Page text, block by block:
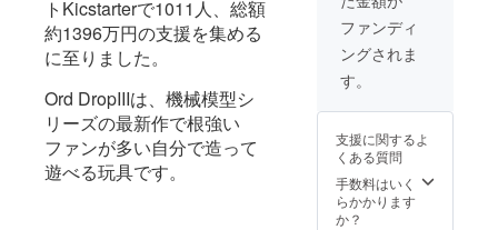
トKicstarterで1011人、総額
約1396万円の支援を集める
に至りました。
Ord DropIIIは、機械模型シ
リーズの最新作で根強い
ファンが多い自分で造って
遊べる玩具です。
980】
(税込)
OFF!!!
↓↓↓
【早
割】
￥9,980
(税込)
ファンディ
ングされま
す。
支援に関するよ
くある質問
手数料はいく
らかかります
か？